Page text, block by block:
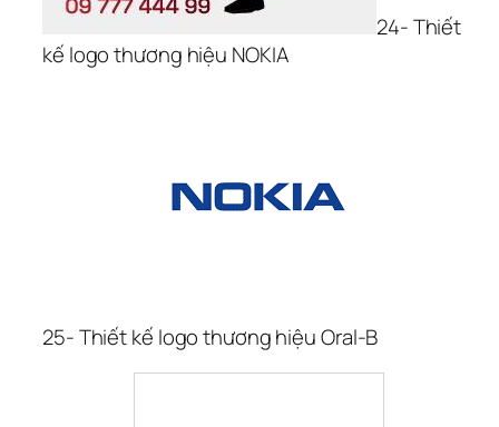
24- Thiết
kế logo thương hiệu NOKIA
25- Thiết kế logo thương hiệu Oral-B